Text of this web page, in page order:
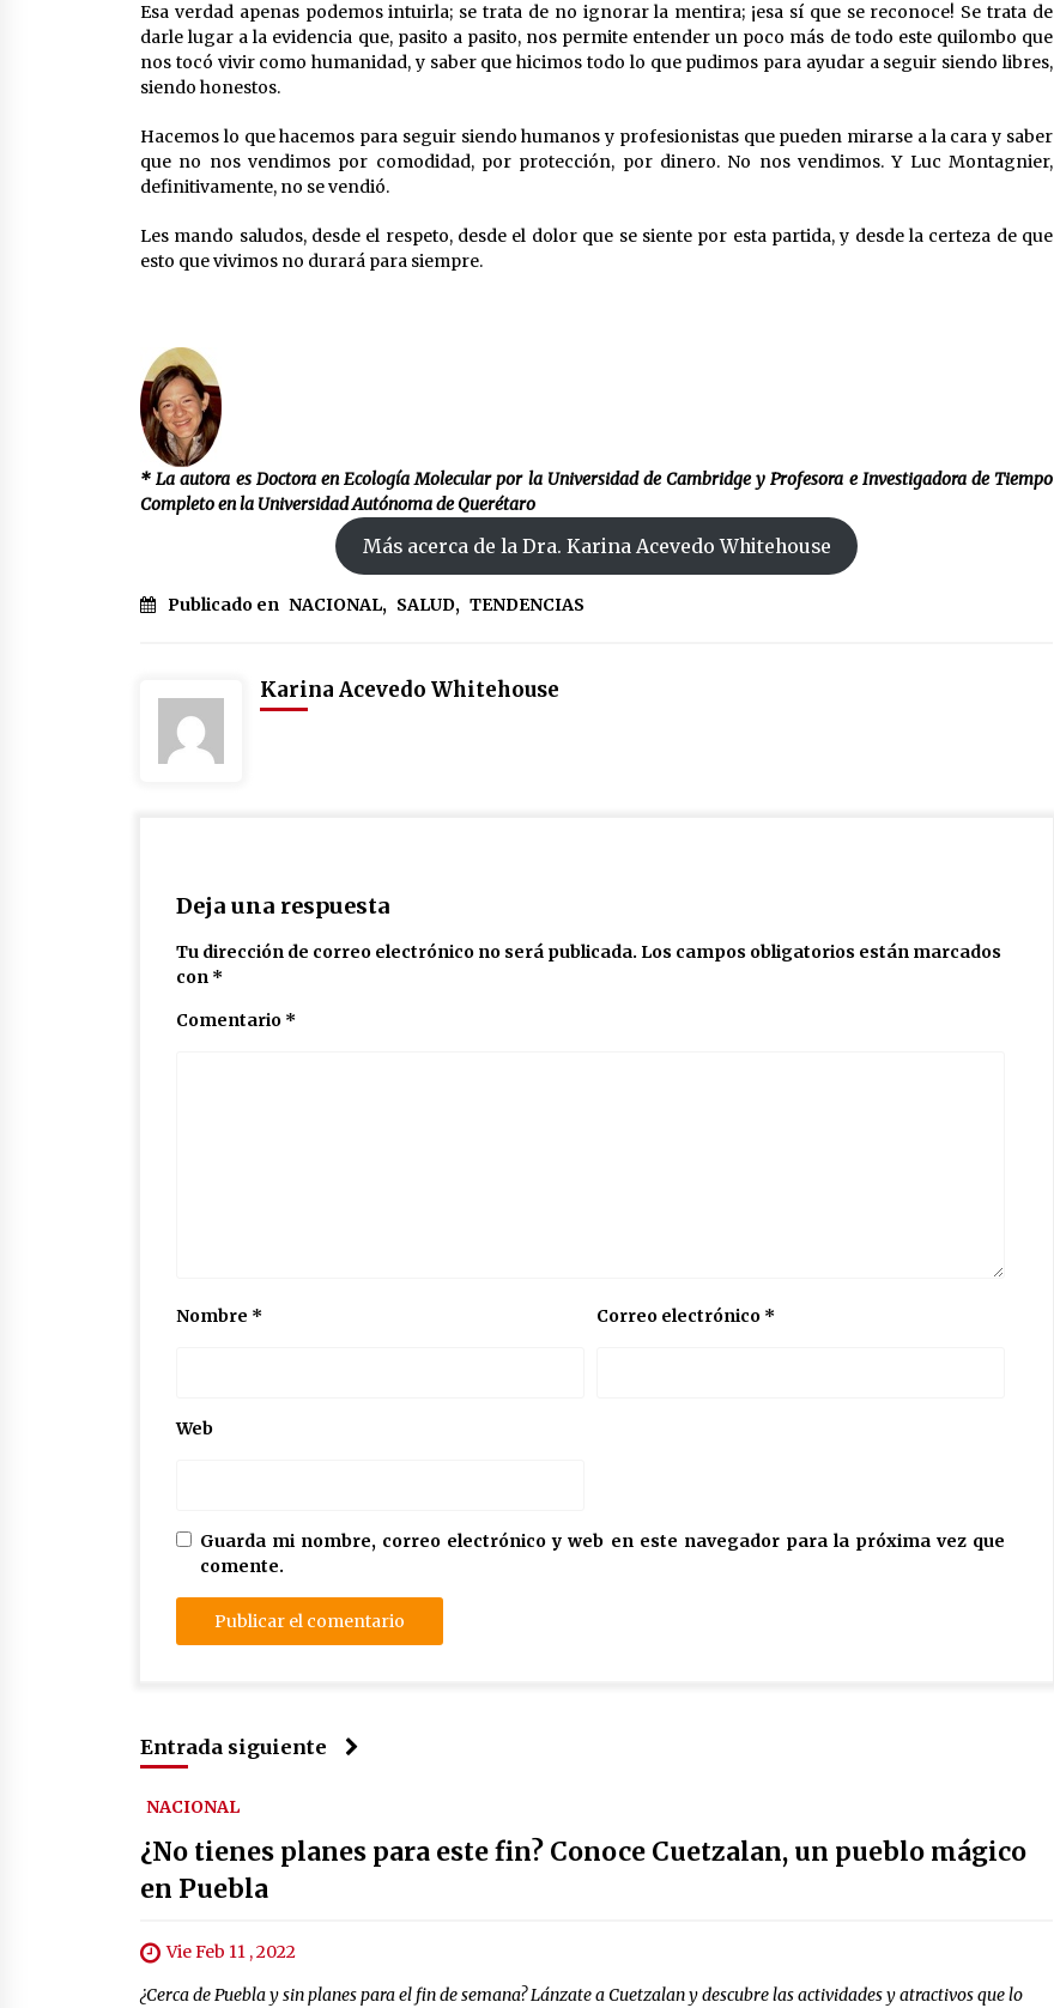
Esa verdad apenas podemos intuirla; se trata de no ignorar la mentira; ¡esa sí que se reconoce! Se trata de
darle lugar a la evidencia que, pasito a pasito, nos permite entender un poco más de todo este quilombo que
nos tocó vivir como humanidad, y saber que hicimos todo lo que pudimos para ayudar a seguir siendo libres,
siendo honestos.
Hacemos lo que hacemos para seguir siendo humanos y profesionistas que pueden mirarse a la cara y saber
que no nos vendimos por comodidad, por protección, por dinero. No nos vendimos. Y Luc Montagnier,
definitivamente, no se vendió.
Les mando saludos, desde el respeto, desde el dolor que se siente por esta partida, y desde la certeza de que
esto que vivimos no durará para siempre.
* La autora es Doctora en Ecología Molecular por la Universidad de Cambridge y Profesora e Investigadora de Tiempo
Completo en la Universidad Autónoma de Querétaro
Más acerca de la Dra. Karina Acevedo Whitehouse
Publicado en NACIONAL, SALUD, TENDENCIAS
Karina Acevedo Whitehouse
Deja una respuesta
Tu dirección de correo electrónico no será publicada. Los campos obligatorios están marcados
con *
Comentario *
Nombre * Correo electrónico *
Web
Guarda mi nombre, correo electrónico y web en este navegador para la próxima vez que
comente.
Entrada siguiente
NACIONAL
¿No tienes planes para este fin? Conoce Cuetzalan, un pueblo mágico
en Puebla
Vie Feb 11 , 2022
¿Cerca de Puebla y sin planes para el fin de semana? Lánzate a Cuetzalan y descubre las actividades y atractivos que lo